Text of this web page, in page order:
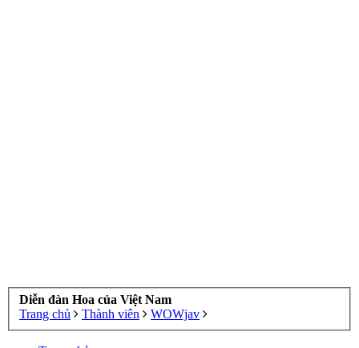
Diễn đàn Hoa của Việt Nam
Trang chủ
Thành viên WOWjav